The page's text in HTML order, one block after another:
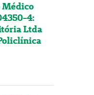
Médico
4:
Ltda